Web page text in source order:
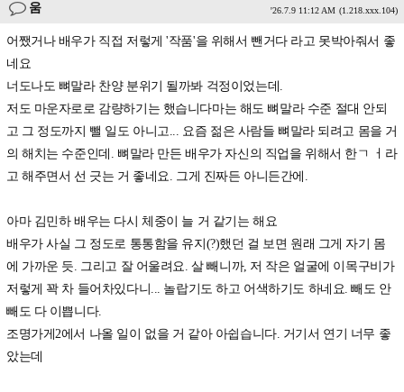
움 '26.7.9 11:12 AM (1.218.xxx.104)
어쨌거나 배우가 직접 저렇게 '작품'을 위해서 뺀거다 라고 못박아줘서 좋
네요
너도나도 뼈말라 찬양 분위기 될까봐 걱정이었는데.
저도 마운자로로 감량하기는 했습니다마는 해도 뼈말라 수준 절대 안되
고 그 정도까지 뺄 일도 아니고... 요즘 젊은 사람들 뼈말라 되려고 몸을 거
의 해치는 수준인데. 뼈말라 만든 배우가 자신의 직업을 위해서 한ㄱ ㅓ라
고 해주면서 선 긋는 거 좋네요. 그게 진짜든 아니든간에.
아마 김민하 배우는 다시 체중이 늘 거 같기는 해요
배우가 사실 그 정도로 통통함을 유지(?)했던 걸 보면 원래 그게 자기 몸
에 가까운 듯. 그리고 잘 어울려요. 살 빼니까, 저 작은 얼굴에 이목구비가
저렇게 꽉 차 들어차있다니... 놀랍기도 하고 어색하기도 하네요. 빼도 안
빼도 다 이쁩니다.
조명가게2에서 나올 일이 없을 거 같아 아쉽습니다. 거기서 연기 너무 좋
았는데